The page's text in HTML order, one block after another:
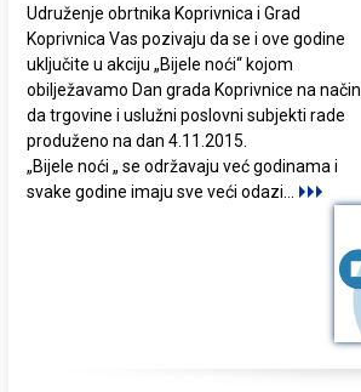
Udruženje obrtnika Koprivnica i Grad
Koprivnica Vas pozivaju da se i ove godine
uključite u akciju „Bijele noći“ kojom
obilježavamo Dan grada Koprivnice na način
da trgovine i uslužni poslovni subjekti rade
produženo na dan 4.11.2015.
„Bijele noći „ se održavaju već godinama i
svake godine imaju sve veći odazi